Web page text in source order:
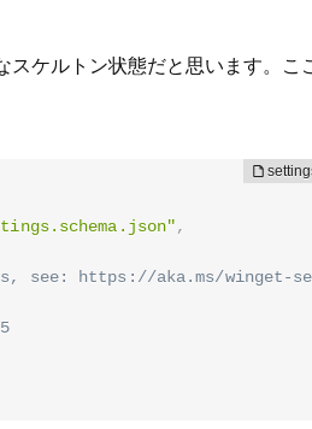
ケルトン状態だと思います。こ
,
see: https://aka.ms/winget-